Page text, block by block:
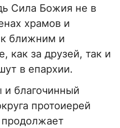
Сила Божия не в
храмов и
ближним и
как за друзей, так и
в епархии.
благочинный
протоиерей